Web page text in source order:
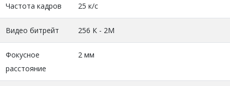
Частота кадров 25 к/с
Видео битрейт 256 К - 2М
Фокусное
расстояние
2 мм